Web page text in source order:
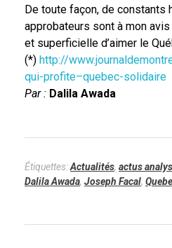
De toute façon, de constants
approbateurs sont à mon
et superficielle d’aimer le
(*) http://
qui-profite–quebec-solidaire
Par : Dalila Awada
Étiquettes:Actualités, actus
Dalila Awada, Joseph Facal,